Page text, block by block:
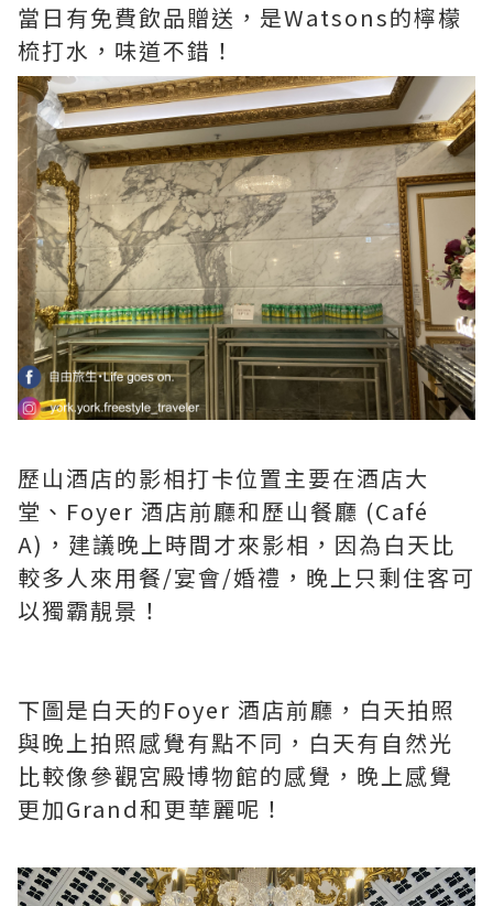
當日有免費飲品贈送，是Watsons的檸檬
梳打水，味道不錯！
歷山酒店的影相打卡位置主要在酒店大
堂、Foyer 酒店前廳和歷山餐廳 (Café
A)，建議晚上時間才來影相，因為白天比
較多人來用餐/宴會/婚禮，晚上只剩住客可
以獨霸靚景！
下圖是白天的Foyer 酒店前廳，白天拍照
與晚上拍照感覺有點不同，白天有自然光
比較像參觀宮殿博物館的感覺，晚上感覺
更加Grand和更華麗呢！